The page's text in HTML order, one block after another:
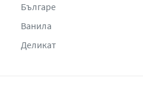
Българе
Ванила
Деликат